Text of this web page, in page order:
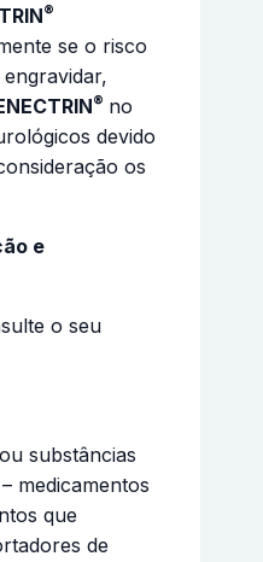
®
se o risco
® no
devido
os
e
o seu
substâncias
– medicamentos
que
de